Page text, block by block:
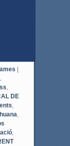
,
DE
,
,
,